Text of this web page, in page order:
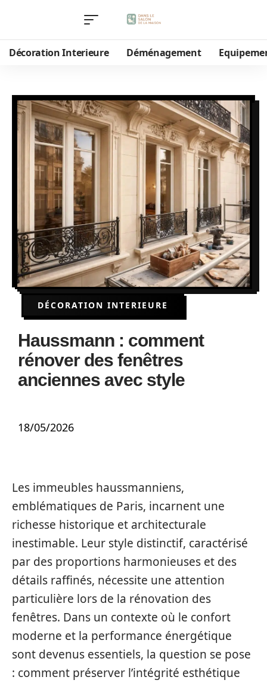
Décoration Interieure Déménagement
DÉCORATION INTERIEURE
Haussmann : comment
rénover des fenêtres
anciennes avec style
18/05/2026
Les immeubles haussmanniens,
emblématiques de Paris, incarnent une
richesse historique et architecturale
inestimable. Leur style distinctif, caractérisé
par des proportions harmonieuses et des
détails raffinés, nécessite une attention
particulière lors de la rénovation des
fenêtres. Dans un contexte où le confort
moderne et la performance énergétique
sont devenus essentiels, la question se pose
: comment préserver l’intégrité esthétique